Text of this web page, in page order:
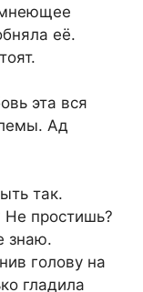
её.
эта вся
Ад
так.
Не простишь?
знаю.
голову на
гладила